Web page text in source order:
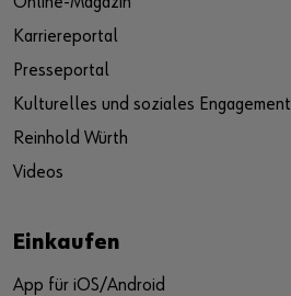
Karriereportal
Presseportal
Kulturelles und soziales Engagement
Reinhold Würth
Videos
Einkaufen
App für iOS/Android